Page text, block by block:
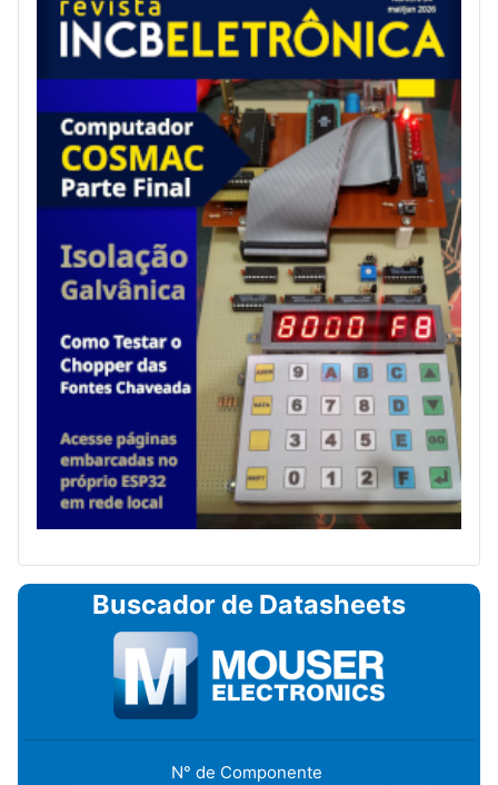
Buscador de Datasheets
N° de Componente